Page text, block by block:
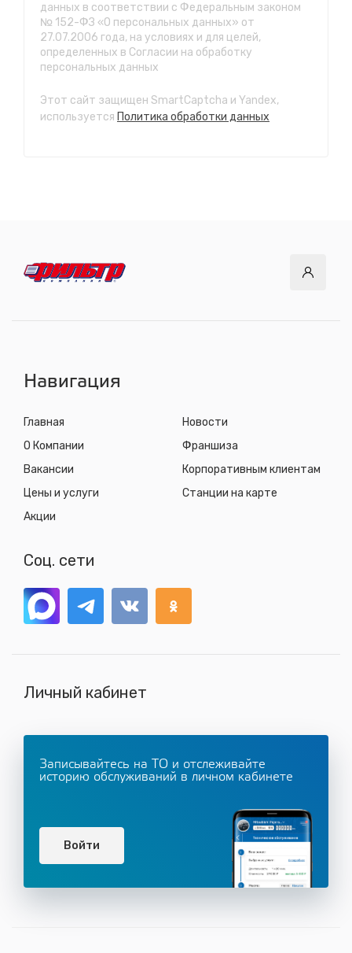
данных в соответствии с Федеральным законом
№ 152-ФЗ «О персональных данных» от
27.07.2006 года, на условиях и для целей,
определенных в Согласии на обработку
персональных данных
Этот сайт защищен SmartCaptcha и Yandex,
используется Политика обработки данных
Навигация
Главная
О Компании
Вакансии
Цены и услуги
Акции
Новости
Франшиза
Корпоративным клиентам
Станции на карте
Соц. сети
Личный кабинет
Записывайтесь на ТО и отслеживайте
историю обслуживаний в личном кабинете
Войти